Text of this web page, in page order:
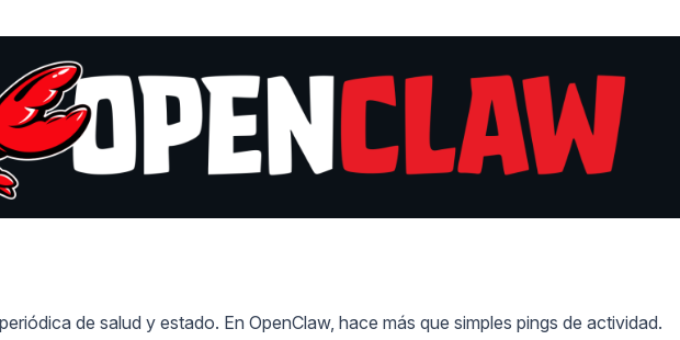
de salud y estado. En OpenClaw, hace más que simples pings de actividad.